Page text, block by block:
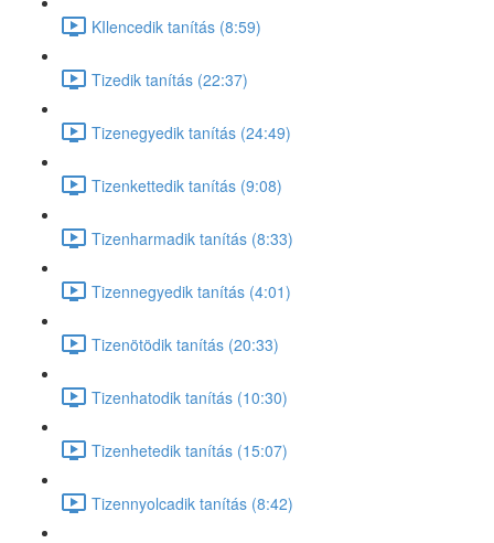
KIlencedik tanítás (8:59)
Tizedik tanítás (22:37)
Tizenegyedik tanítás (24:49)
Tizenkettedik tanítás (9:08)
Tizenharmadik tanítás (8:33)
Tizennegyedik tanítás (4:01)
Tizenötödik tanítás (20:33)
Tizenhatodik tanítás (10:30)
Tizenhetedik tanítás (15:07)
Tizennyolcadik tanítás (8:42)